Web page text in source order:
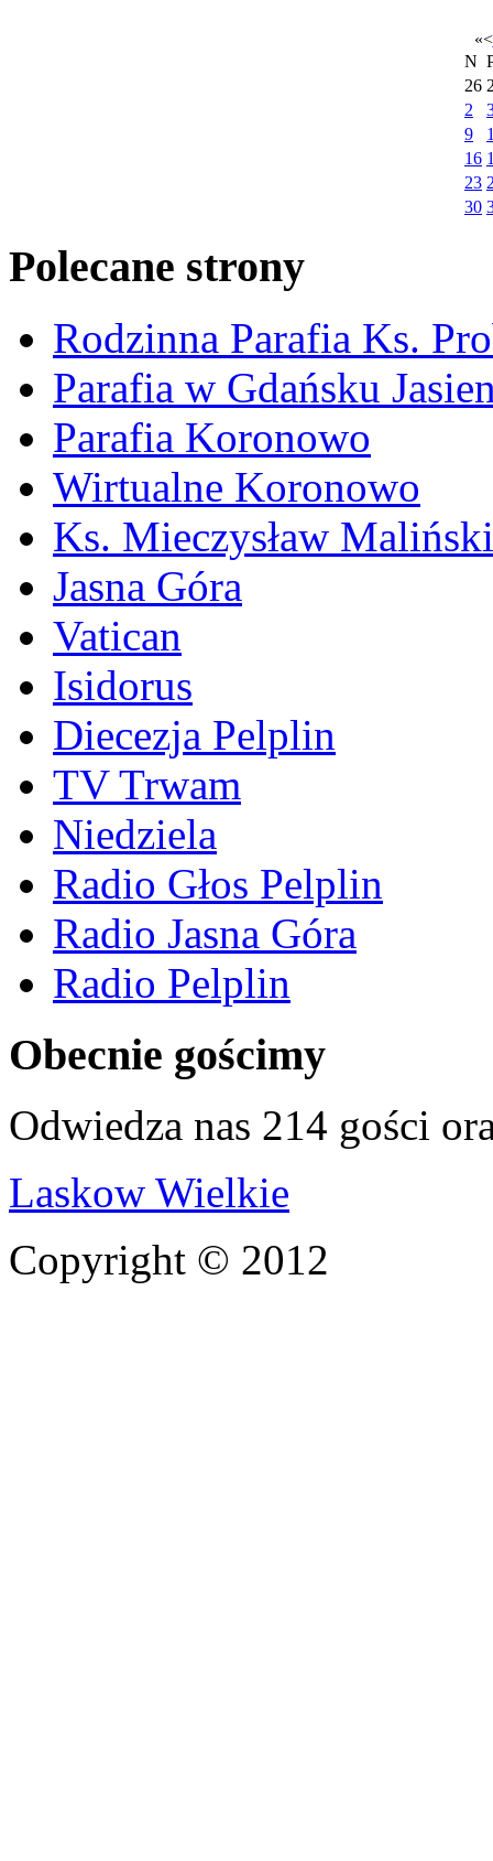
«<
N
26
2
9
16
23
30
Polecane strony
Rodzinna Parafia Ks.
Parafia w Gdańsku
Parafia Koronowo
Wirtualne Koronowo
Ks. Mieczysław Maliński
Jasna Góra
Vatican
Isidorus
Diecezja Pelplin
TV Trwam
Niedziela
Radio Głos Pelplin
Radio Jasna Góra
Radio Pelplin
Obecnie gościmy
Odwiedza nas 214 gości
Laskow Wielkie
Copyright © 2012